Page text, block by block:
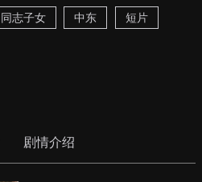
同志子女 中东 短片
剧情介绍